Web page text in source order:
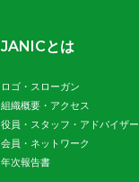
JANICとは
ロゴ・スローガン
組織概要・アクセス
役員・スタッフ・アドバイザー
会員・ネットワーク
年次報告書